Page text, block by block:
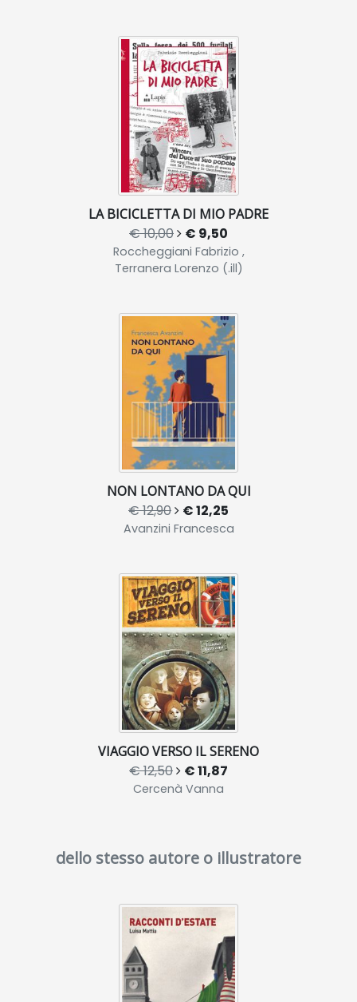
LA BICICLETTA DI MIO PADRE
€ 10,00 € 9,50
Roccheggiani Fabrizio ,
Terranera Lorenzo (.ill)
NON LONTANO DA QUI
€ 12,90 € 12,25
Avanzini Francesca
VIAGGIO VERSO IL SERENO
€ 12,50 € 11,87
Cercenà Vanna
dello stesso autore o illustratore